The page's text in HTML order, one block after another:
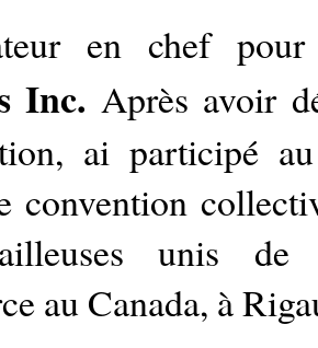
en chef
Inc. Après avoir
ai participé
convention
unis de
au Canada, à